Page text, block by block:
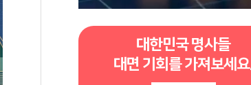
대한민국 명사들
대면 기회를 가져보세요.